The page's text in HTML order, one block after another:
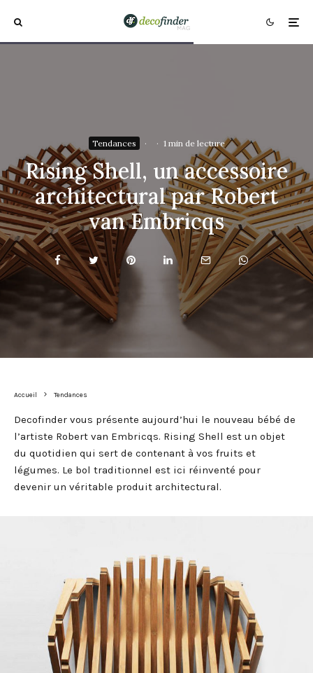
Tendances · · 1 min de lecture
Rising Shell, un accessoire
architectural par Robert
van Embricqs
Accueil Tendances
Decofinder vous présente aujourd’hui le nouveau bébé de
l’artiste Robert van Embricqs. Rising Shell est un objet
du quotidien qui sert de contenant à vos fruits et
légumes. Le bol traditionnel est ici réinventé pour
devenir un véritable produit architectural.